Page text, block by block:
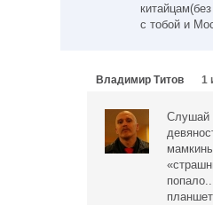
с тобой и
Владимир Титов 1
Слушай